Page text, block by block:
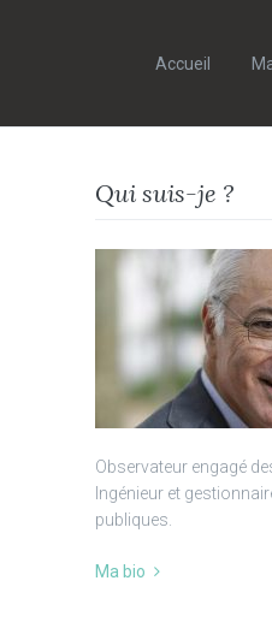
Accueil
Qui suis-je ?
Observateur engagé
Ingénieur et
publiques.
Ma bio